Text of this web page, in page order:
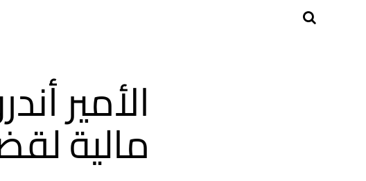
الأمير
مالية